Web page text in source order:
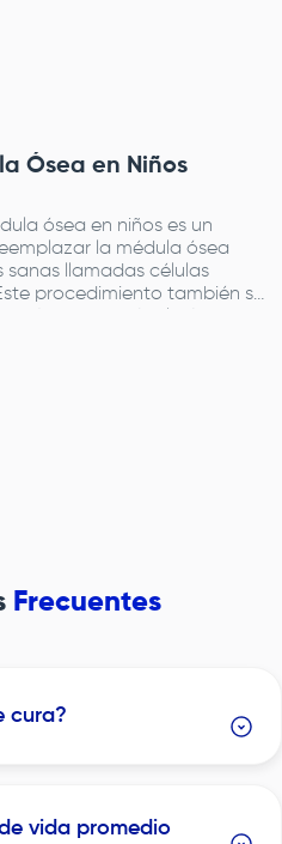
Ósea en Niños
ósea en niños es un
la médula ósea
sanas llamadas células
procedimiento también se
pediátrico y se utiliza para
de sangre en niños y
Frecuentes
cura?
vida promedio